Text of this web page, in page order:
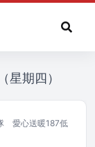
期四）
愛心送暖187低